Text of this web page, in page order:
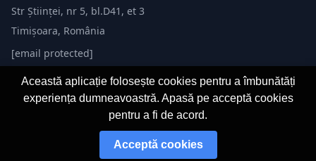
Str Științei, nr 5, bl.D41, et 3
Timișoara, România
[email protected]
© 2026 Evită Amenzi. Toate drepturile rezervate.
Această aplicație folosește cookies pentru a îmbunătăți
experiența dumneavoastră. Apasă pe acceptă cookies
pentru a fi de acord.
Acceptă cookies